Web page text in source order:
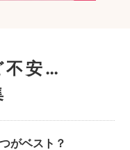
不安…
がベスト？